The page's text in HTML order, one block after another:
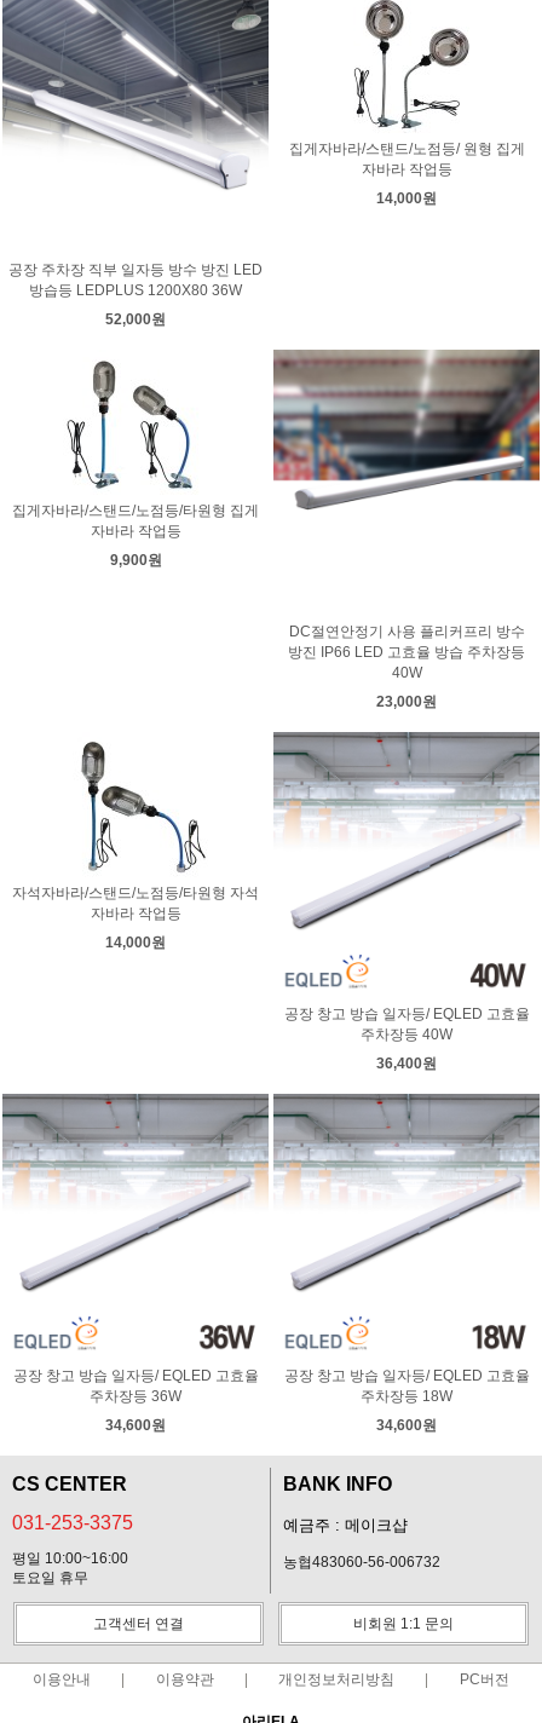
공장 주차장 직부 일자등 방수 방진 LED
방습등 LEDPLUS 1200X80 36W
52,000원
집게자바라/스탠드/노점등/ 원형 집게
자바라 작업등
14,000원
집게자바라/스탠드/노점등/타원형 집게
자바라 작업등
9,900원
DC절연안정기 사용 플리커프리 방수
방진 IP66 LED 고효율 방습 주차장등
40W
23,000원
자석자바라/스탠드/노점등/타원형 자석
자바라 작업등
14,000원
공장 창고 방습 일자등/ EQLED 고효율
주차장등 40W
36,400원
공장 창고 방습 일자등/ EQLED 고효율
주차장등 36W
34,600원
공장 창고 방습 일자등/ EQLED 고효율
주차장등 18W
34,600원
CS CENTER
031-253-3375
평일 10:00~16:00
토요일 휴무
BANK INFO
예금주 : 메이크샵
농협483060-56-006732
고객센터 연결 비회원 1:1 문의
이용안내 이용약관 개인정보처리방침 PC버전